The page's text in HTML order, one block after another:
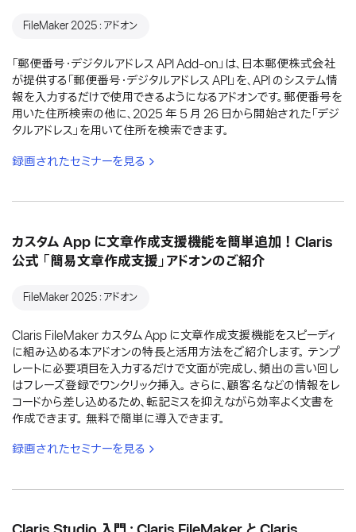
FileMaker 2025：アドオン
「郵便番号・デジタルアドレス API Add-on」は、日本郵便株式会社
が提供する「郵便番号・デジタルアドレス API」を、API のシステム情
報を入力するだけで使用できるようになるアドオンです。郵便番号を
用いた住所検索の他に、2025 年 5 月 26 日から開始された「デジ
タルアドレス」を用いて住所を検索できます。
録画されたセミナーを見る
カスタム App に文章作成支援機能を簡単追加！Claris
公式 「簡易文章作成支援」アドオンのご紹介
FileMaker 2025：アドオン
Claris FileMaker カスタム App に文章作成支援機能をスピーディ
に組み込める本アドオンの特長と活用方法をご紹介します。 テンプ
レートに必要項目を入力するだけで文面が完成し、頻出の言い回し
はフレーズ登録でワンクリック挿入。 さらに、顧客名などの情報をレ
コードから差し込めるため、転記ミスを抑えながら効率よく文書を
作成できます。 無料で簡単に導入できます。
録画されたセミナーを見る